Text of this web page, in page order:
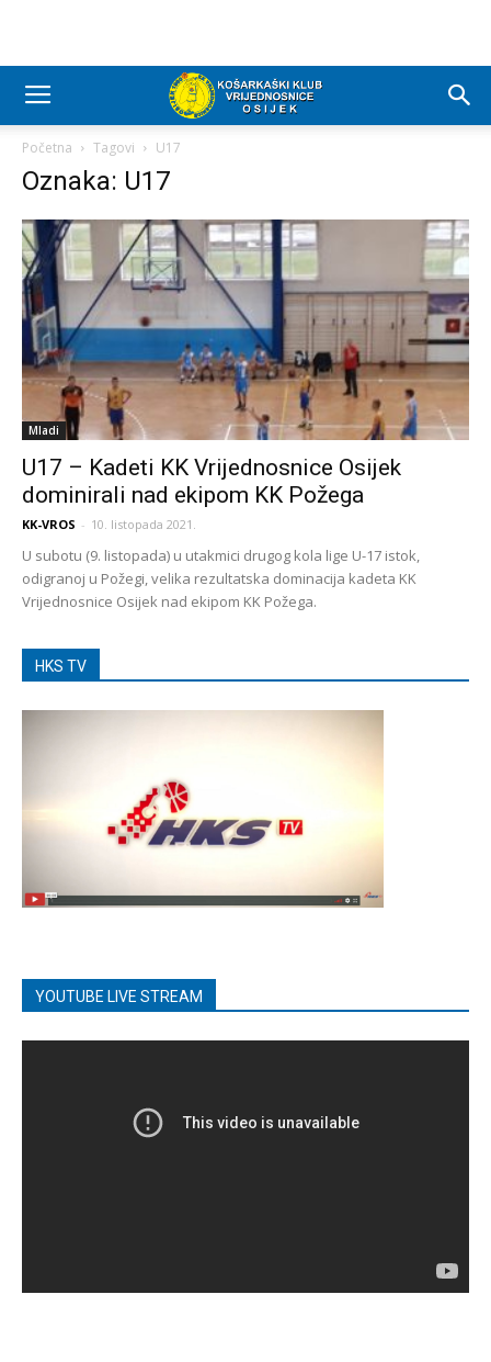
Početna Tagovi U17
Oznaka: U17
Mladi
U17 – Kadeti KK Vrijednosnice Osijek
dominirali nad ekipom KK Požega
KK-VROS - 10. listopada 2021.
U subotu (9. listopada) u utakmici drugog kola lige U-17 istok,
odigranoj u Požegi, velika rezultatska dominacija kadeta KK
Vrijednosnice Osijek nad ekipom KK Požega.
HKS TV
YOUTUBE LIVE STREAM